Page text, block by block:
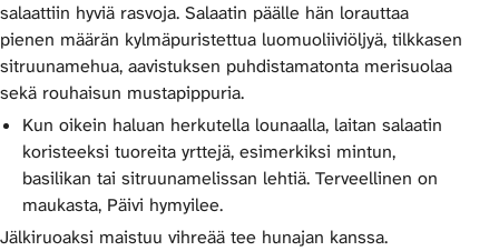
salaattiin hyviä rasvoja. Salaatin päälle hän lorauttaa
pienen määrän kylmäpuristettua luomuoliiviöljyä, tilkkasen
sitruunamehua, aavistuksen puhdistamatonta merisuolaa
sekä rouhaisun mustapippuria.
Kun oikein haluan herkutella lounaalla, laitan salaatin
koristeeksi tuoreita yrttejä, esimerkiksi mintun,
basilikan tai sitruunamelissan lehtiä. Terveellinen on
maukasta, Päivi hymyilee.
Jälkiruoaksi maistuu vihreää tee hunajan kanssa.